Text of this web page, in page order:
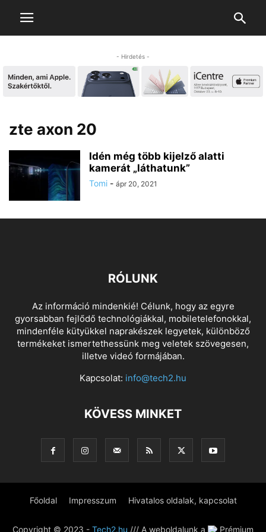
- Hirdetés -
zte axon 20
Idén még több kijelző alatti
kamerát „láthatunk”
Tomi - ápr 20, 2021
RÓLUNK
Az információ mindenkié! Célunk, hogy az egyre
gyorsabban fejlődő technológiákkal, mobiletelefonokkal,
mindenféle kütyükkel naprakészek legyetek, különböző
termékeket ismertethessünk meg veletek szövegesen,
illetve videó formájában.
Kapcsolat: info@tech2.hu
KÖVESS MINKET
Főoldal Impresszum Hivatalos oldalak, kapcsolat
Copyright © 2023 - Tech2.hu /// A weboldalunk a Prémium